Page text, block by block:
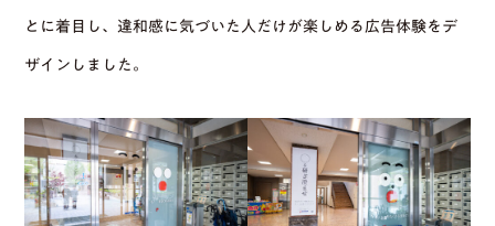
とに着目し、違和感に気づいた人だけが楽しめる広告体験をデ
ザインしました。